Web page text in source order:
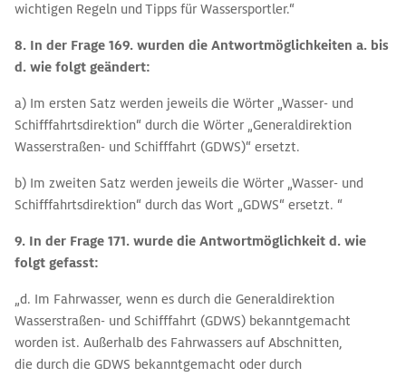
wichtigen Regeln und Tipps für Wassersportler.“
8. In der Frage 169. wurden die Antwortmöglichkeiten a. bis
d. wie folgt geändert:
a) Im ersten Satz werden jeweils die Wörter „Wasser- und
Schifffahrtsdirektion“ durch die Wörter „Generaldirektion
Wasserstraßen- und Schifffahrt (GDWS)“ ersetzt.
b) Im zweiten Satz werden jeweils die Wörter „Wasser- und
Schifffahrtsdirektion“ durch das Wort „GDWS“ ersetzt. “
9. In der Frage 171. wurde die Antwortmöglichkeit d. wie
folgt gefasst:
„d. Im Fahrwasser, wenn es durch die Generaldirektion
Wasserstraßen- und Schifffahrt (GDWS) bekanntgemacht
worden ist. Außerhalb des Fahrwassers auf Abschnitten,
die durch die GDWS bekanntgemacht oder durch